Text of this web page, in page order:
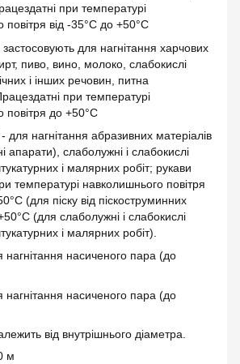
при температурі
повітря від -35°С до +50°С
для нагнітання харчових
пиво, вино, молоко, слабокислі
і інших речовин, питна
при температурі
повітря до +50°С
нагнітання абразивних матеріалів
апарати), слаболужні і слабокислі
і малярних робіт; рукави
температурі навколишнього повітря
(для піску від піскоструминних
(для слаболужні і слабокислі
і малярних робіт).
насиченого пара (до
насиченого пара (до
від внутрішнього діаметра.
м